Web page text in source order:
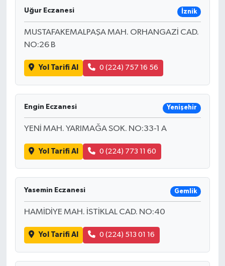
Uğur Eczanesi İznik
MUSTAFAKEMALPAŞA MAH. ORHANGAZİ CAD.
NO:26 B
Yol Tarifi Al 0 (224) 757 16 56
Engin Eczanesi Yenişehir
YENİ MAH. YARIMAĞA SOK. NO:33-1 A
Yol Tarifi Al 0 (224) 773 11 60
Yasemin Eczanesi Gemlik
HAMİDİYE MAH. İSTİKLAL CAD. NO:40
Yol Tarifi Al 0 (224) 513 01 16